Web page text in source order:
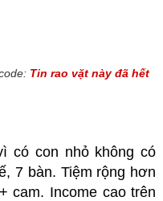
Tin rao vặt này đã hết
có con nhỏ không có
7 bàn. Tiệm rộng hơn
cam. Income cao trên